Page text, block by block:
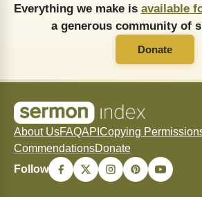
Everything we make is available
a generous community of
Donate
About UsFAQAPI Copying
CommendationsDonate
Follow